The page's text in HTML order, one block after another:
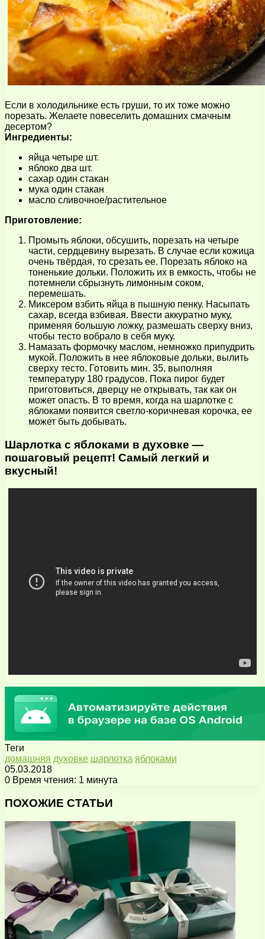
Если в холодильнике есть груши, то их тоже можно
порезать. Желаете повеселить домашних смачным
десертом?
Ингредиенты:
яйца четыре шт.
яблоко два шт.
сахар один стакан
мука один стакан
масло сливочное/растительное
Приготовление:
Промыть яблоки, обсушить, порезать на четыре
части, сердцевину вырезать. В случае если кожица
очень твёрдая, то срезать ее. Порезать яблоко на
тоненькие дольки. Положить их в емкость, чтобы не
потемнели сбрызнуть лимонным соком,
перемешать.
Миксером взбить яйца в пышную пенку. Насыпать
сахар, всегда взбивая. Ввести аккуратно муку,
применяя большую ложку, размешать сверху вниз,
чтобы тесто вобрало в себя муку.
Намазать формочку маслом, немножко припудрить
мукой. Положить в нее яблоковые дольки, вылить
сверху тесто. Готовить мин. 35, выполняя
температуру 180 градусов. Пока пирог будет
приготовиться, дверцу не открывать, так как он
может опасть. В то время, когда на шарлотке с
яблоками появится светло-коричневая корочка, ее
может быть добывать.
Шарлотка с яблоками в духовке —
пошаговый рецепт! Самый легкий и
вкусный!
Теги
домашняя духовке шарлотка яблоками
05.03.2018
0 Время чтения: 1 минута
через
почту
ПОХОЖИЕ СТАТЬИ